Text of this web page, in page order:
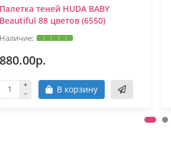
Палетка теней HUDA BABY
Beautiful 88 цветов (6550)
880.00р.
В корзину